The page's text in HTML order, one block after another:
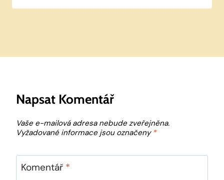
Napsat Komentář
Vaše e-mailová adresa nebude zveřejněna.
Vyžadované informace jsou označeny *
Komentář *